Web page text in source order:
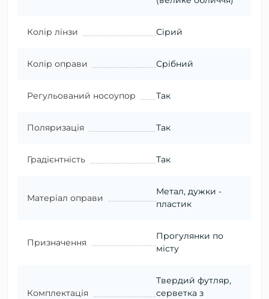
Колір лінзи Сірий
Колір оправи Срібний
Регульований носоупор Так
Поляризація Так
Градієнтність Так
Матеріал оправи
Метал, дужки -
пластик
Призначення
Прогулянки по
місту
Комплектація
Твердий футляр,
серветка з